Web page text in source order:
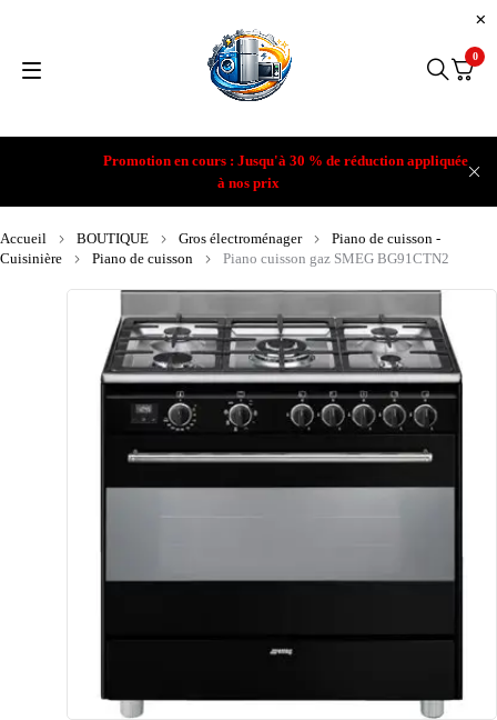
Promotion en cours : Jusqu'à 30 % de réduction appliquée
à nos prix
0
Accueil BOUTIQUE Gros électroménager
Piano de cuisson -
Cuisinière
Piano de cuisson Piano cuisson gaz SMEG BG91CTN2